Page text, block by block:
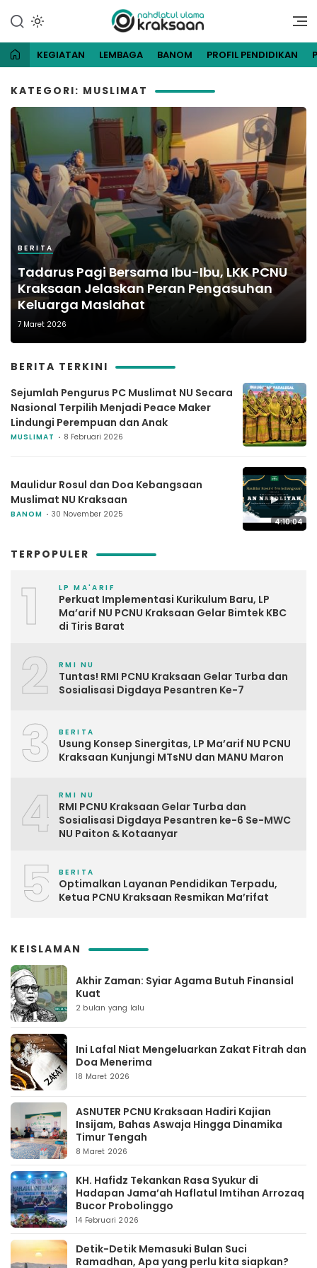
konten
NU Kraksaan
Website Resmi Pengurus
Kraksaan
KEGIATAN LEMBAGA BANOM PROFIL PENDIDIKAN
KATEGORI: MUSLIMAT
BERITA
Tadarus Pagi Bersama Ibu-Ibu, LKK PCNU
Kraksaan Jelaskan Peran Pengasuhan
Keluarga Maslahat
7 Maret 2026
BERITA TERKINI
Sejumlah Pengurus PC Muslimat NU Secara
Nasional Terpilih Menjadi Peace Maker
Lindungi Perempuan dan Anak
MUSLIMAT 8 Februari 2026
Maulidur Rosul dan Doa Kebangsaan
Muslimat NU Kraksaan
BANOM 30 November 2025
▶
4:10:04
TERPOPULER
1 LP MA'ARIF
Perkuat Implementasi Kurikulum Baru, LP
Ma’arif NU PCNU Kraksaan Gelar Bimtek KBC
di Tiris Barat
2 RMI NU
Tuntas! RMI PCNU Kraksaan Gelar Turba dan
Sosialisasi Digdaya Pesantren Ke-7
3 BERITA
Usung Konsep Sinergitas, LP Ma’arif NU PCNU
Kraksaan Kunjungi MTsNU dan MANU Maron
4 RMI NU
RMI PCNU Kraksaan Gelar Turba dan
Sosialisasi Digdaya Pesantren ke-6 Se-MWC
NU Paiton & Kotaanyar
5 BERITA
Optimalkan Layanan Pendidikan Terpadu,
Ketua PCNU Kraksaan Resmikan Ma’rifat
KEISLAMAN
Akhir Zaman: Syiar Agama Butuh Finansial
Kuat
2 bulan yang lalu
Ini Lafal Niat Mengeluarkan Zakat Fitrah dan
Doa Menerima
18 Maret 2026
ASNUTER PCNU Kraksaan Hadiri Kajian
Insijam, Bahas Aswaja Hingga Dinamika
Timur Tengah
8 Maret 2026
KH. Hafidz Tekankan Rasa Syukur di
Hadapan Jama’ah Haflatul Imtihan Arrozaq
Bucor Probolinggo
14 Februari 2026
Detik-Detik Memasuki Bulan Suci
Ramadhan, Apa yang perlu kita siapkan?